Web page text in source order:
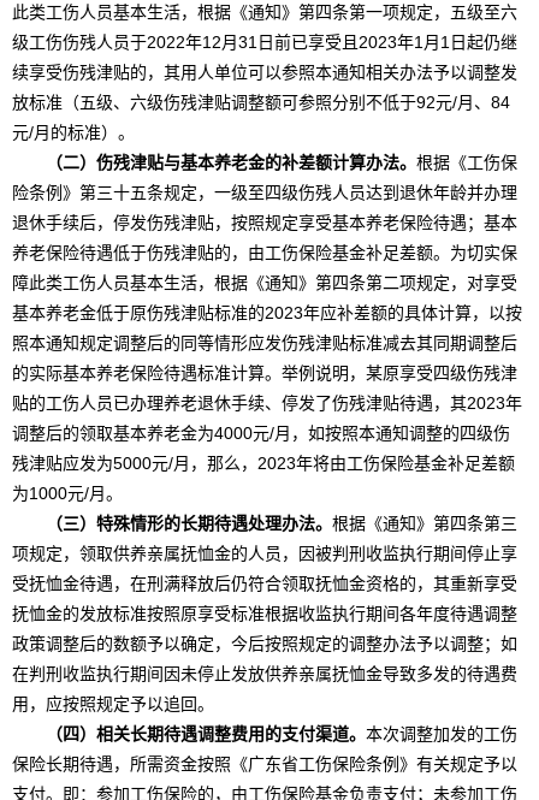
此类工伤人员基本生活，根据《通知》第四条第一项规定，五级至六
级工伤伤残人员于2022年12月31日前已享受且2023年1月1日起仍继
续享受伤残津贴的，其用人单位可以参照本通知相关办法予以调整发
放标准（五级、六级伤残津贴调整额可参照分别不低于92元/月、84
元/月的标准）。
（二）伤残津贴与基本养老金的补差额计算办法。 根据《工伤保
险条例》第三十五条规定，一级至四级伤残人员达到退休年龄并办理
退休手续后，停发伤残津贴，按照规定享受基本养老保险待遇；基本
养老保险待遇低于伤残津贴的，由工伤保险基金补足差额。为切实保
障此类工伤人员基本生活，根据《通知》第四条第二项规定，对享受
基本养老金低于原伤残津贴标准的2023年应补差额的具体计算，以按
照本通知规定调整后的同等情形应发伤残津贴标准减去其同期调整后
的实际基本养老保险待遇标准计算。举例说明，某原享受四级伤残津
贴的工伤人员已办理养老退休手续、停发了伤残津贴待遇，其2023年
调整后的领取基本养老金为4000元/月，如按照本通知调整的四级伤
残津贴应发为5000元/月，那么，2023年将由工伤保险基金补足差额
为1000元/月。
（三）特殊情形的长期待遇处理办法。 根据《通知》第四条第三
项规定，领取供养亲属抚恤金的人员，因被判刑收监执行期间停止享
受抚恤金待遇，在刑满释放后仍符合领取抚恤金资格的，其重新享受
抚恤金的发放标准按照原享受标准根据收监执行期间各年度待遇调整
政策调整后的数额予以确定，今后按照规定的调整办法予以调整；如
在判刑收监执行期间因未停止发放供养亲属抚恤金导致多发的待遇费
用，应按照规定予以追回。
（四）相关长期待遇调整费用的支付渠道。 本次调整加发的工伤
保险长期待遇，所需资金按照《广东省工伤保险条例》有关规定予以
支付。即：参加工伤保险的，由工伤保险基金负责支付；未参加工伤